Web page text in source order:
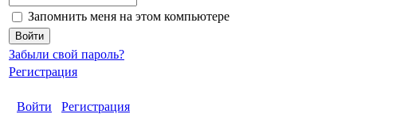
Запомнить меня на этом компьютере
Забыли свой пароль?
Регистрация
Войти Регистрация